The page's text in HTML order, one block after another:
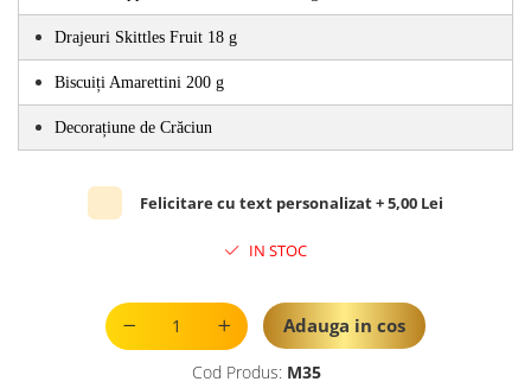
Drajeuri Skittles Fruit 18 g
Biscuiți Amarettini 200 g
Decorațiune de Crăciun
Felicitare cu text personalizat + 5,00 Lei
IN STOC
Adauga in cos
Cod Produs: M35